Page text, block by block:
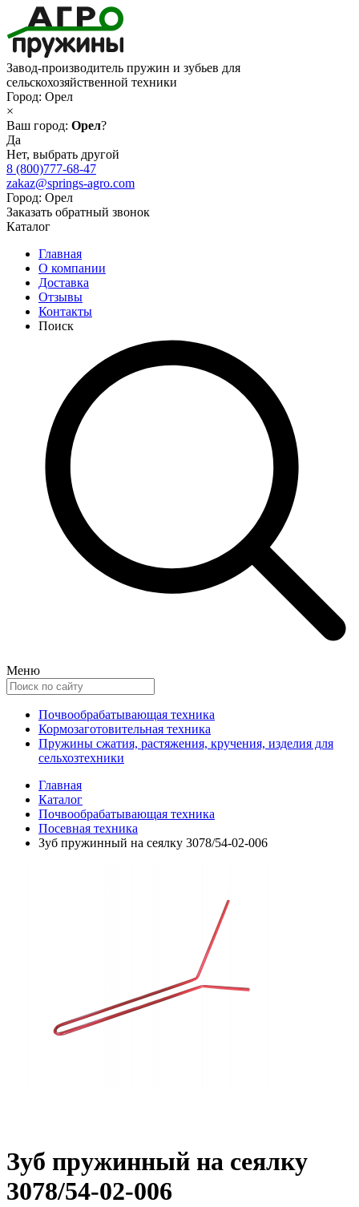
Завод-производитель пружин и зубьев для
сельскохозяйственной техники
Город: Орел
×
Ваш город: Орел?
Да
Нет, выбрать другой
8 (800)777-68-47
zakaz@springs-agro.com
Город: Орел
Заказать обратный звонок
Каталог
Главная
О компании
Доставка
Отзывы
Контакты
Поиск
Меню
Почвообрабатывающая техника
Кормозаготовительная техника
Пружины сжатия, растяжения, кручения, изделия для
сельхозтехники
Главная
Каталог
Почвообрабатывающая техника
Посевная техника
Зуб пружинный на сеялку 3078/54-02-006
Зуб пружинный на сеялку
3078/54-02-006